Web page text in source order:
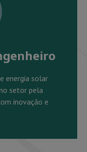
energia solar
setor pela
inovação e